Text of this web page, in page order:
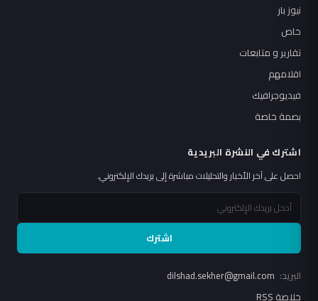
نيوز بار
خاص
تقارير و متابعات
اقلامهم
فيديوجرافيك
بصمة خاصة
اشترك في النشرة البريدية
احصل على آخر الأخبار والتحليلات مباشرة إلى بريدك الإلكتروني.
اشترك
البريد:
خلاصة RSS